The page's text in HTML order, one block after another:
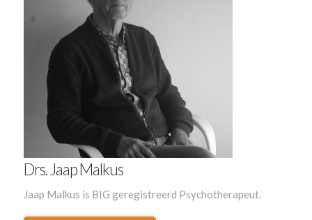
Drs. Jaap Malkus
Jaap Malkus is BIG geregistreerd Psychotherapeut.